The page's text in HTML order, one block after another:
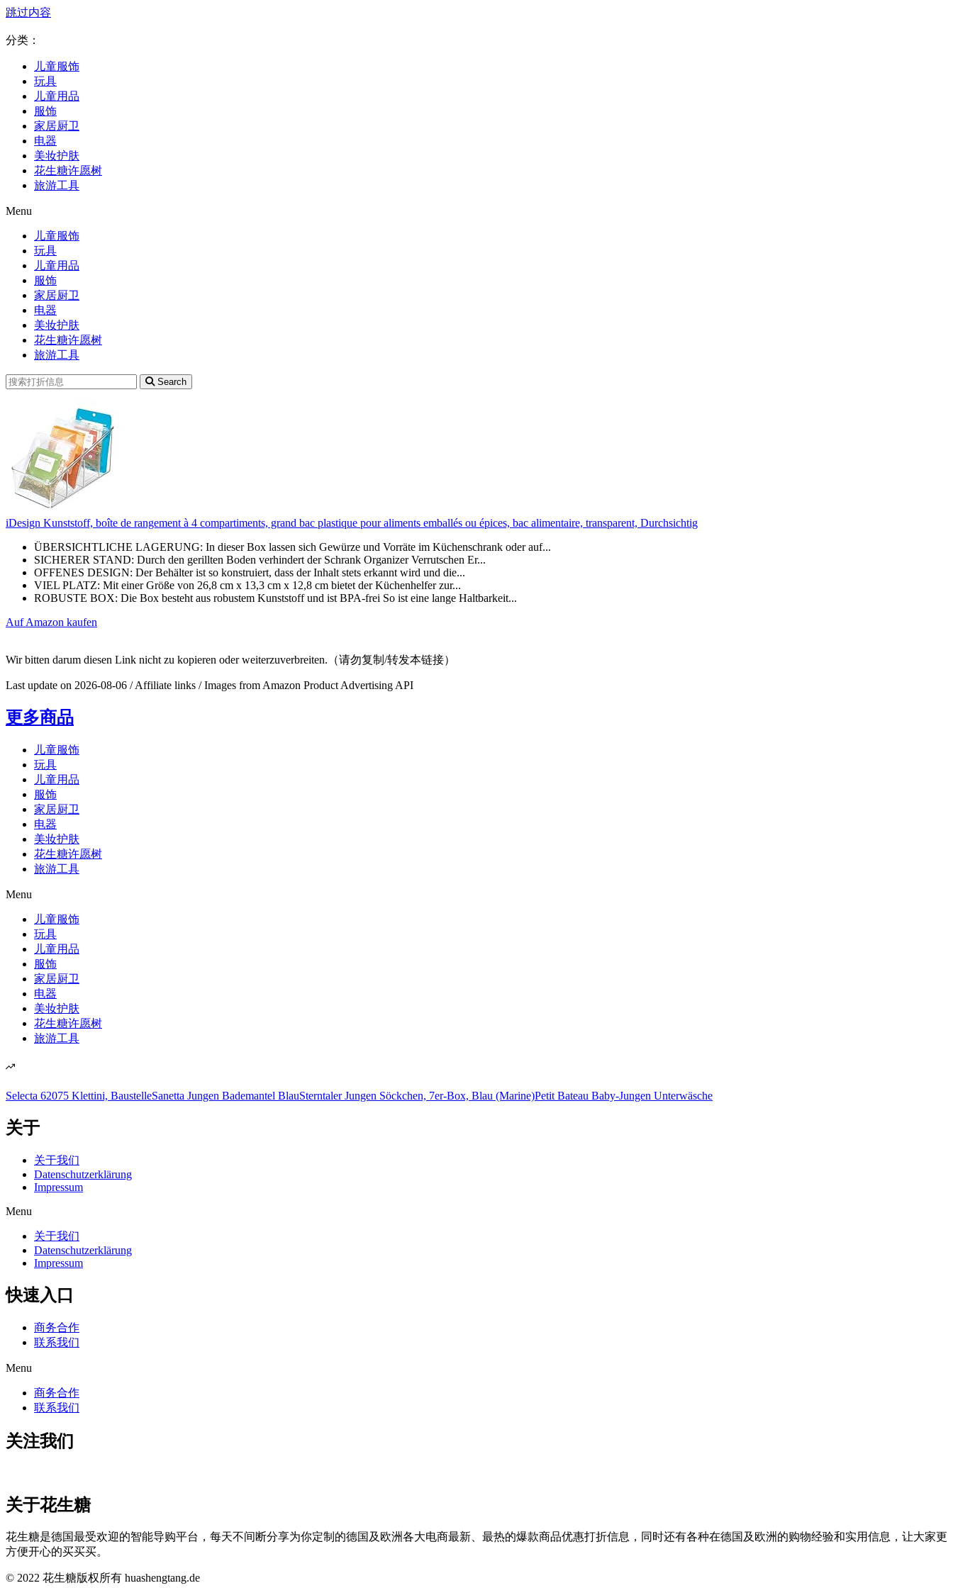
跳过内容
分类：
儿童服饰
玩具
儿童用品
服饰
家居厨卫
电器
美妆护肤
花生糖许愿树
旅游工具
Menu
儿童服饰
玩具
儿童用品
服饰
家居厨卫
电器
美妆护肤
花生糖许愿树
旅游工具
Search
iDesign Kunststoff, boîte de rangement à 4 compartiments, grand bac plastique pour aliments emballés ou épices, bac alimentaire, transparent, Durchsichtig
ÜBERSICHTLICHE LAGERUNG: In dieser Box lassen sich Gewürze und Vorräte im Küchenschrank oder auf...
SICHERER STAND: Durch den gerillten Boden verhindert der Schrank Organizer Verrutschen Er...
OFFENES DESIGN: Der Behälter ist so konstruiert, dass der Inhalt stets erkannt wird und die...
VIEL PLATZ: Mit einer Größe von 26,8 cm x 13,3 cm x 12,8 cm bietet der Küchenhelfer zur...
ROBUSTE BOX: Die Box besteht aus robustem Kunststoff und ist BPA-frei So ist eine lange Haltbarkeit...
Auf Amazon kaufen
Wir bitten darum diesen Link nicht zu kopieren oder weiterzuverbreiten.（请勿复制/转发本链接）
Last update on 2026-08-06 / Affiliate links / Images from Amazon Product Advertising API
更多商品
儿童服饰
玩具
儿童用品
服饰
家居厨卫
电器
美妆护肤
花生糖许愿树
旅游工具
Menu
儿童服饰
玩具
儿童用品
服饰
家居厨卫
电器
美妆护肤
花生糖许愿树
旅游工具
Selecta 62075 Klettini, BaustelleSanetta Jungen Bademantel BlauSterntaler Jungen Söckchen, 7er-Box, Blau (Marine)Petit Bateau Baby-Jungen Unterwäsche
关于
关于我们
Datenschutzerklärung
Impressum
Menu
关于我们
Datenschutzerklärung
Impressum
快速入口
商务合作
联系我们
Menu
商务合作
联系我们
关注我们
关于花生糖
花生糖是德国最受欢迎的智能导购平台，每天不间断分享为你定制的德国及欧洲各大电商最新、最热的爆款商品优惠打折信息，同时还有各种在德国及欧洲的购物经验和实用信息，让大家更
方便开心的买买买。
© 2022 花生糖版权所有 huashengtang.de